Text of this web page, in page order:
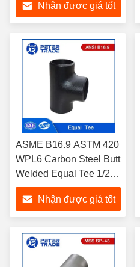
Nhận được giá tốt
ASME B16.9 ASTM 420
WPL6 Carbon Steel Butt
Welded Equal Tee 1/2
Inch đến 48 Inch SCH40
cho xử lý nước
Nhận được giá tốt